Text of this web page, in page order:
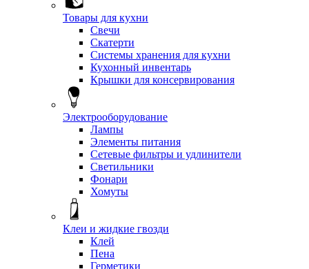
Товары для кухни
Свечи
Скатерти
Системы хранения для кухни
Кухонный инвентарь
Крышки для консервирования
Электрооборудование
Лампы
Элементы питания
Сетевые фильтры и удлинители
Светильники
Фонари
Хомуты
Клеи и жидкие гвозди
Клей
Пена
Герметики